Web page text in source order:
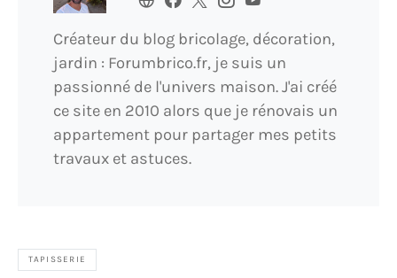
Créateur du blog bricolage, décoration,
jardin : Forumbrico.fr, je suis un
passionné de l'univers maison. J'ai créé
ce site en 2010 alors que je rénovais un
appartement pour partager mes petits
travaux et astuces.
TAPISSERIE